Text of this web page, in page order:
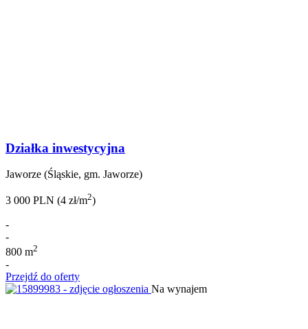
Działka inwestycyjna
Jaworze (Śląskie, gm. Jaworze)
3 000 PLN (4 zł/m2)
-
-
800 m2
-
Przejdź do oferty
Na wynajem